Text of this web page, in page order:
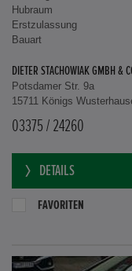
Hubraum
Erstzulassung
Bauart
DIETER STACHOWIAK GMBH &
Potsdamer Str. 9a
15711 Königs
03375 / 24260
DETAILS
FAVORITEN